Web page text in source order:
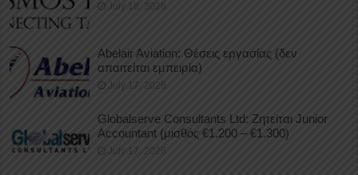
July 18, 2026
Abelair Aviation: Θέσεις εργασίας (δεν
απαιτείται εμπειρία)
July 17, 2026
Globalserve Consultants Ltd: Ζητείται Junior
Accountant (μισθός €1.200 – €1.300)
July 17, 2026